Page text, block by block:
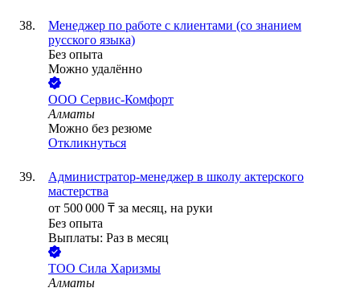
Менеджер по работе с клиентами (со знанием
русского языка)
Без опыта
Можно удалённо
ООО Сервис-Комфорт
Алматы
Можно без резюме
Откликнуться
Администратор-менеджер в школу актерского
мастерства
от 500 000 ₸ за месяц, на руки
Без опыта
Выплаты: Раз в месяц
ТОО Сила Харизмы
Алматы